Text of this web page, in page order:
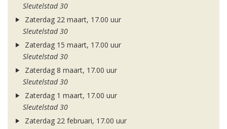
Sleutelstad 30
Zaterdag 22 maart, 17.00 uur
Sleutelstad 30
Zaterdag 15 maart, 17.00 uur
Sleutelstad 30
Zaterdag 8 maart, 17.00 uur
Sleutelstad 30
Zaterdag 1 maart, 17.00 uur
Sleutelstad 30
Zaterdag 22 februari, 17.00 uur